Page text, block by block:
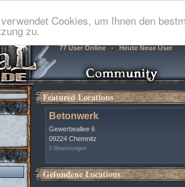
Cookies, um Ihnen den
zu.
77 User Online Heute Neue User
Featured Locations
Betonwerk
Gewerbeallee 6
09224 Chemnitz
5 Bewertungen
Gefundene Locations